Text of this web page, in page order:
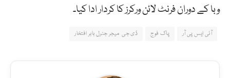
وبا کے دوران فرنٹ لائن ورکرز کا کردار ادا کیا۔
آئی ایس پی آر پاک فوج ڈی جی میجر جنرل بابر افتخار